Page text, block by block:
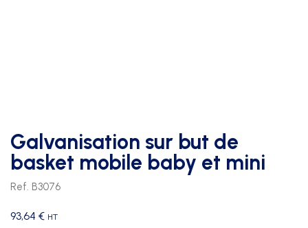
Galvanisation sur but de
basket mobile baby et mini
Ref. B3076
93,64 € HT